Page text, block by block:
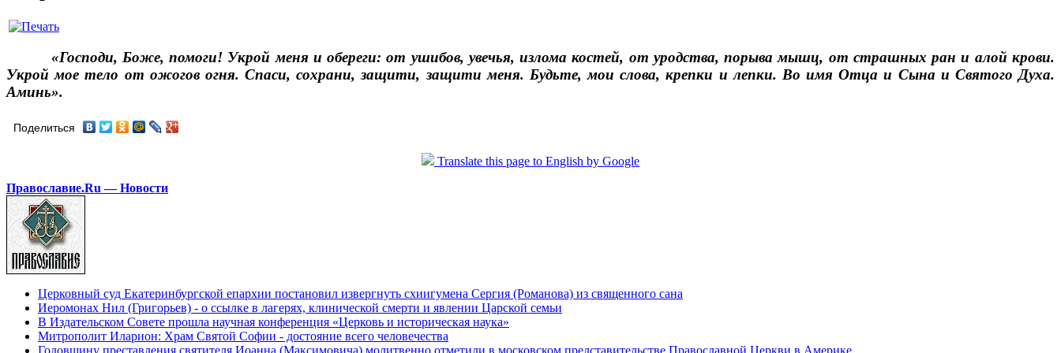
«Господи, Боже, помоги! Укрой меня и обереги: от ушибов, увечья, излома костей, от уродства, порыва мышц, от страшных ран и алой крови.
Укрой мое тело от ожогов огня. Спаси, сохрани, защити, защити меня. Будьте, мои слова, крепки и лепки. Во имя Отца и Сына и Святого Духа.
Аминь».
Поделиться
Translate this page to English by Google
Православие.Ru — Новости
Церковный суд Екатеринбургской епархии постановил извергнуть схиигумена Сергия (Романова) из священного сана
Иеромонах Нил (Григорьев) - о ссылке в лагерях, клинической смерти и явлении Царской семьи
В Издательском Совете прошла научная конференция «Церковь и историческая наука»
Митрополит Иларион: Храм Святой Софии - достояние всего человечества
Годовщину преставления святителя Иоанна (Максимовича) молитвенно отметили в московском представительстве Православной Церкви в Америке